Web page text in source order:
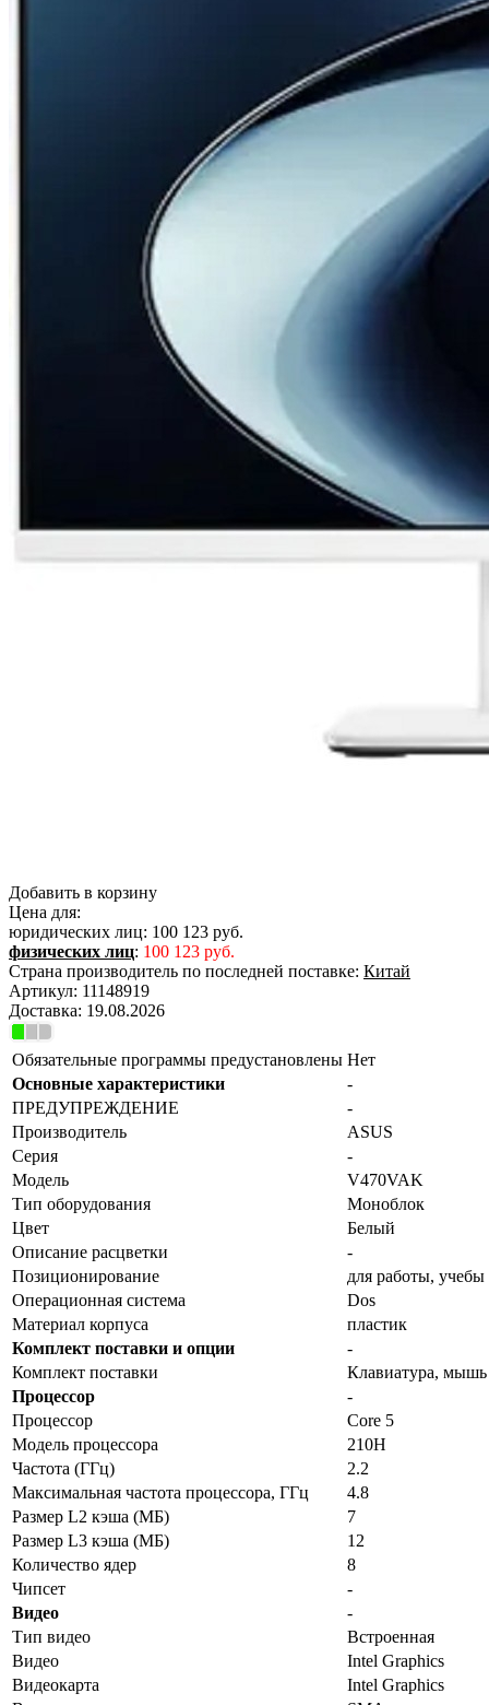
Добавить в корзину
Цена для:
юридических лиц: 100 123 руб.
физических лиц: 100 123 руб.
Страна производитель по последней поставке: Китай
Артикул: 11148919
Доставка: 19.08.2026
Обязательные программы предустановлены Нет
Основные характеристики
-
ПРЕДУПРЕЖДЕНИЕ
-
Производитель
ASUS
Серия
-
Модель
V470VAK
Тип оборудования
Моноблок
Цвет
Белый
Описание расцветки
-
Позиционирование
для работы, учебы
Операционная система
Dos
Материал корпуса
пластик
Комплект поставки и опции
-
Комплект поставки
Клавиатура, мышь
Процессор
-
Процессор
Core 5
Модель процессора
210H
Частота (ГГц)
2.2
Максимальная частота процессора, ГГц
4.8
Размер L2 кэша (МБ)
7
Размер L3 кэша (МБ)
12
Количество ядер
8
Чипсет
-
Видео
-
Тип видео
Встроенная
Видео
Intel Graphics
Видеокарта
Intel Graphics